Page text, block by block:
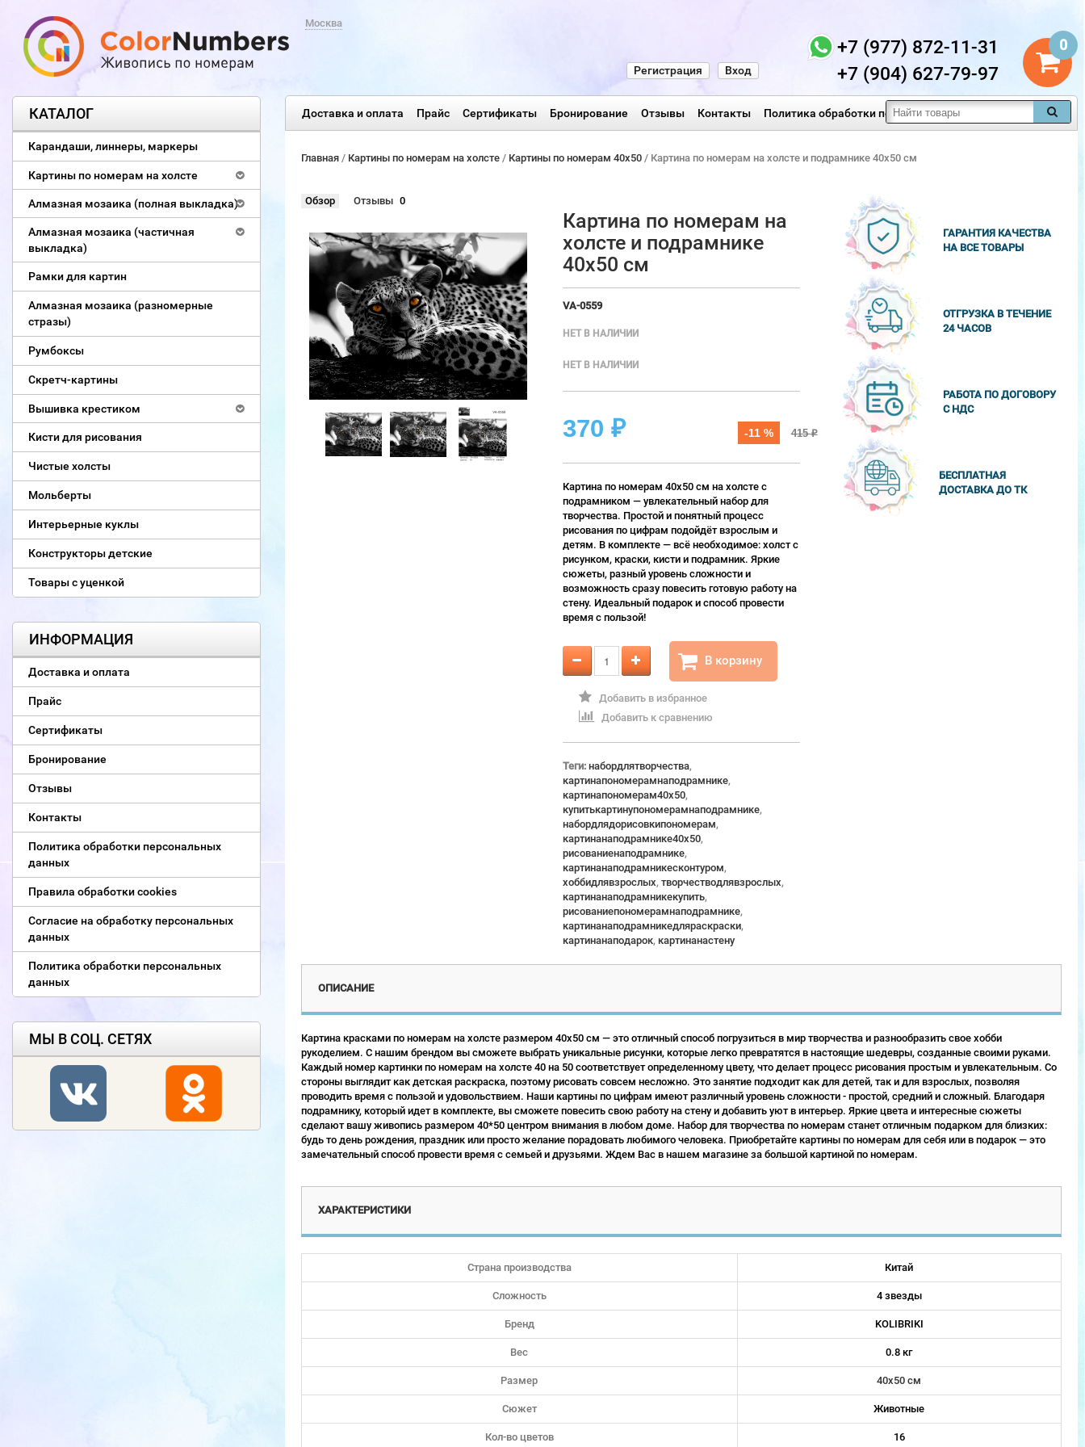
Москва
0
+7 (977) 872-11-31
+7 (904) 627-79-97
Вход
Регистрация
Доставка и оплата Прайс Сертификаты Бронирование Отзывы Контакты Политика обработки персональных данных
КАТАЛОГ
Карандаши, линнеры, маркеры
Картины по номерам на холсте
Алмазная мозаика (полная выкладка)
Алмазная мозаика (частичная
выкладка)
Рамки для картин
Алмазная мозаика (разномерные
стразы)
Румбоксы
Скретч-картины
Вышивка крестиком
Кисти для рисования
Чистые холсты
Мольберты
Интерьерные куклы
Конструкторы детские
Товары с уценкой
ИНФОРМАЦИЯ
Доставка и оплата
Прайс
Сертификаты
Бронирование
Отзывы
Контакты
Политика обработки персональных
данных
Правила обработки cookies
Согласие на обработку персональных
данных
Политика обработки персональных
данных
МЫ В СОЦ. СЕТЯХ
Главная/ Картины по номерам на холсте / Картины по номерам 40х50 / Картина по номерам на холсте и подрамнике 40х50 см
Обзор Отзывы 0
Картина по номерам на
холсте и подрамнике
40х50 см
VA-0559
НЕТ В НАЛИЧИИ
НЕТ В НАЛИЧИИ
370 ₽ -11 % 415₽
Картина по номерам 40х50 см на холсте с
подрамником — увлекательный набор для
творчества. Простой и понятный процесс
рисования по цифрам подойдёт взрослым и
детям. В комплекте — всё необходимое: холст с
рисунком, краски, кисти и подрамник. Яркие
сюжеты, разный уровень сложности и
возможность сразу повесить готовую работу на
стену. Идеальный подарок и способ провести
время с пользой!
В корзину
Добавить в избранное
Добавить к сравнению
Теги: набордлятворчества,
картинапономерамнаподрамнике,
картинапономерам40x50,
купитькартинупономерамнаподрамнике,
набордлядорисовкипономерам,
картинанаподрамнике40x50,
рисованиенаподрамнике,
картинанаподрамникесконтуром,
хоббидлявзрослых, творчестводлявзрослых,
картинанаподрамникекупить,
рисованиепономерамнаподрамнике,
картинанаподрамникедляраскраски,
картинанаподарок, картинанастену
ГАРАНТИЯ КАЧЕСТВА
НА ВСЕ ТОВАРЫ
ОТГРУЗКА В ТЕЧЕНИЕ
24 ЧАСОВ
РАБОТА ПО ДОГОВОРУ
С НДС
БЕСПЛАТНАЯ
ДОСТАВКА ДО ТК
ОПИСАНИЕ
Картина красками по номерам на холсте размером 40х50 см — это отличный способ погрузиться в мир творчества и разнообразить свое хобби
рукоделием. С нашим брендом вы сможете выбрать уникальные рисунки, которые легко превратятся в настоящие шедевры, созданные своими руками.
Каждый номер картинки по номерам на холсте 40 на 50 соответствует определенному цвету, что делает процесс рисования простым и увлекательным. Со
стороны выглядит как детская раскраска, поэтому рисовать совсем несложно. Это занятие подходит как для детей, так и для взрослых, позволяя
проводить время с пользой и удовольствием. Наши картины по цифрам имеют различный уровень сложности - простой, средний и сложный. Благодаря
подрамнику, который идет в комплекте, вы сможете повесить свою работу на стену и добавить уют в интерьер. Яркие цвета и интересные сюжеты
сделают вашу живопись размером 40*50 центром внимания в любом доме. Набор для творчества по номерам станет отличным подарком для близких:
будь то день рождения, праздник или просто желание порадовать любимого человека. Приобретайте картины по номерам для себя или в подарок — это
замечательный способ провести время с семьей и друзьями. Ждем Вас в нашем магазине за большой картиной по номерам.
ХАРАКТЕРИСТИКИ
Страна производства Китай
Сложность 4 звезды
Бренд KOLIBRIKI
Вес 0.8 кг
Размер 40х50 см
Сюжет Животные
Кол-во цветов 16